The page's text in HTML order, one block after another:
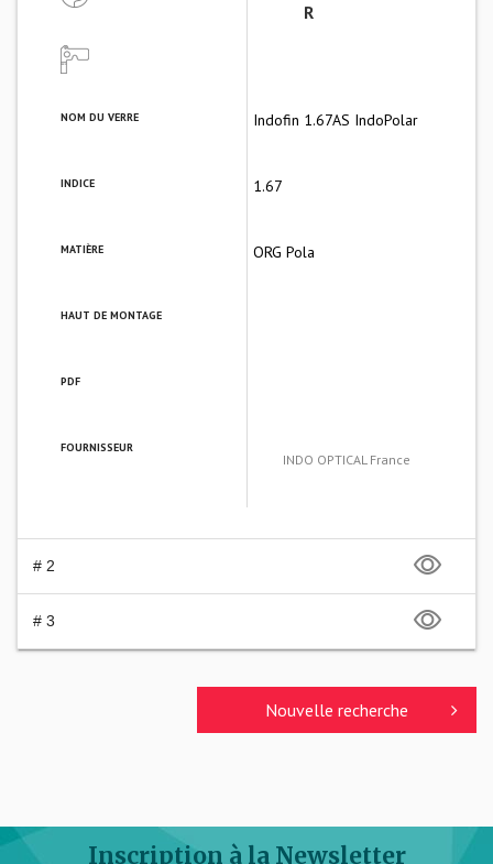
R
NOM DU VERRE Indofin 1.67AS IndoPolar
INDICE 1.67
MATIÈRE ORG Pola
HAUT DE MONTAGE
PDF
FOURNISSEUR
INDO OPTICAL France
# 2
# 3
Nouvelle recherche
Inscription à la Newsletter